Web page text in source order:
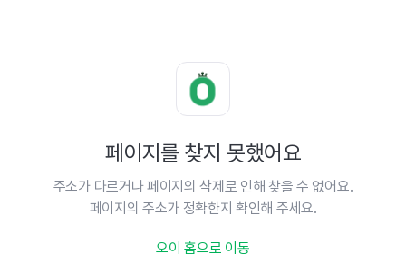
페이지를 찾지 못했어요
주소가 다르거나 페이지의 삭제로 인해 찾을 수 없어요.
페이지의 주소가 정확한지 확인해 주세요.
오이 홈으로 이동